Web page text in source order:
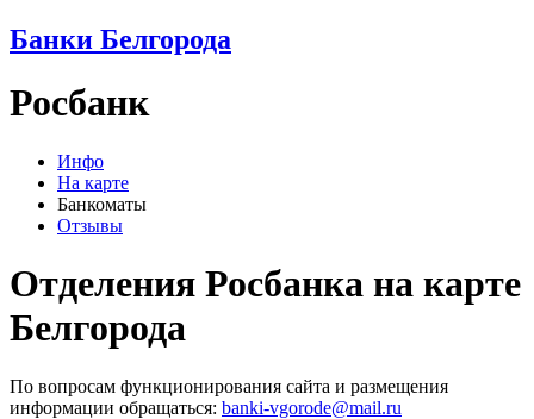
Банки Белгорода
Росбанк
Инфо
На карте
Банкоматы
Отзывы
Отделения Росбанка на карте
Белгорода
По вопросам функционирования сайта и размещения
информации обращаться: banki-vgorode@mail.ru